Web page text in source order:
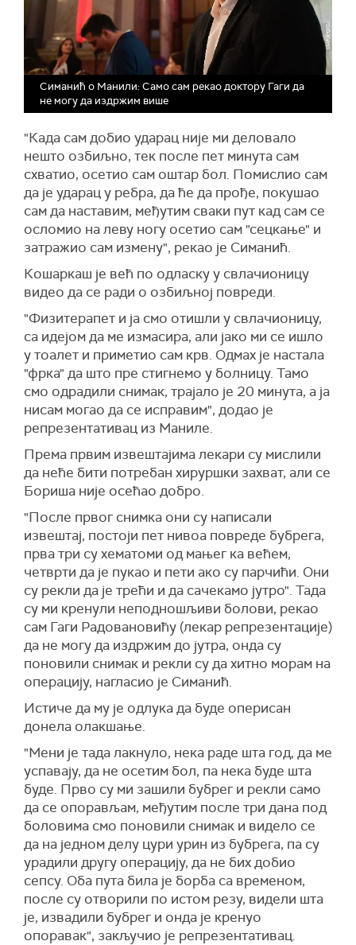
Симанић о Манили: Само сам рекао доктору Гаги да
не могу да издржим више
"Када сам добио ударац није ми деловало
нешто озбиљно, тек после пет минута сам
схватио, осетио сам оштар бол. Помислио сам
да је ударац у ребра, да ће да прође, покушао
сам да наставим, међутим сваки пут кад сам се
осломио на леву ногу осетио сам "сецкање" и
затражио сам измену", рекао је Симанић.
Кошаркаш је већ по одласку у свлачионицу
видео да се ради о озбиљној повреди.
"Физитерапет и ја смо отишли у свлачионицу,
са идејом да ме измасира, али јако ми се ишло
у тоалет и приметио сам крв. Одмах је настала
"фрка" да што пре стигнемо у болницу. Тамо
смо одрадили снимак, трајало је 20 минута, а ја
нисам могао да се исправим", додао је
репрезентативац из Маниле.
Према првим извештајима лекари су мислили
да неће бити потребан хируршки захват, али се
Бориша није осећао добро.
"После првог снимка они су написали
извештај, постоји пет нивоа повреде бубрега,
прва три су хематоми од мањег ка већем,
четврти да је пукао и пети ако су парчићи. Они
су рекли да је трећи и да сачекамо јутро". Тада
су ми кренули неподношљиви болови, рекао
сам Гаги Радовановићу (лекар репрезентације)
да не могу да издржим до јутра, онда су
поновили снимак и рекли су да хитно морам на
операцију, нагласио је Симанић.
Истиче да му је одлука да буде оперисан
донела олакшање.
"Мени је тада лакнуло, нека раде шта год, да ме
успавају, да не осетим бол, па нека буде шта
буде. Прво су ми зашили бубрег и рекли само
да се опорављам, међутим после три дана под
боловима смо поновили снимак и видело се
да на једном делу цури урин из бубрега, па су
урадили другу операцију, да не бих добио
сепсу. Оба пута била је борба са временом,
после су отворили по истом резу, видели шта
је, извадили бубрег и онда је кренуо
опоравак", закључио је репрезентативац.